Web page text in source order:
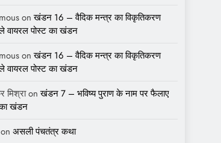
onखंडन 16 – वैदिक मन्त्र का विकृतिकरण
वायरल पोस्ट का खंडन
onखंडन 16 – वैदिक मन्त्र का विकृतिकरण
वायरल पोस्ट का खंडन
मिश्राonखंडन 7 – भविष्य पुराण के नाम पर फैलाए
खंडन
on असली पंचतंत्र कथा